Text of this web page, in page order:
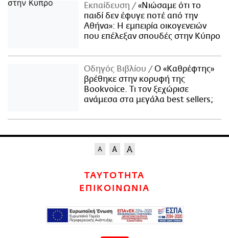
Εκπαίδευση
«Νιώσαμε ότι το
παιδί δεν έφυγε ποτέ από την
Αθήνα»: Η εμπειρία οικογενειών
που επέλεξαν σπουδές στην Κύπρο
Οδηγός Βιβλίου
Ο «Καθρέφτης»
βρέθηκε στην κορυφή της
Bookvoice. Τι τον ξεχώρισε
ανάμεσα στα μεγάλα best sellers;
ΤΑΥΤΟΤΗΤΑ
ΕΠΙΚΟΙΝΩΝΙΑ